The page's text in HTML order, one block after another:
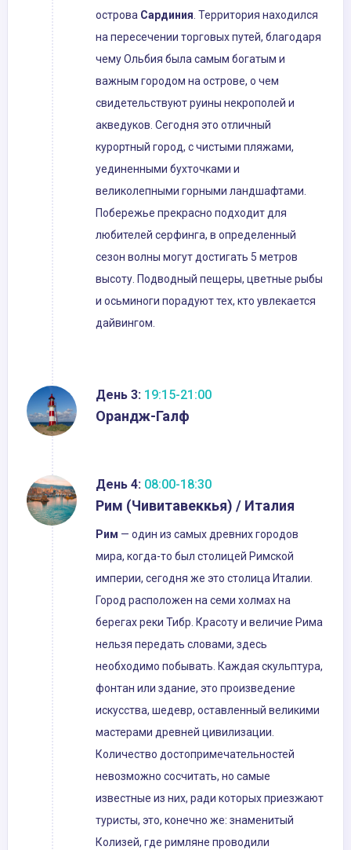
острова Сардиния. Территория находился
на пересечении торговых путей, благодаря
чему Ольбия была самым богатым и
важным городом на острове, о чем
свидетельствуют руины некрополей и
акведуков. Сегодня это отличный
курортный город, с чистыми пляжами,
уединенными бухточками и
великолепными горными ландшафтами.
Побережье прекрасно подходит для
любителей серфинга, в определенный
сезон волны могут достигать 5 метров
высоту. Подводный пещеры, цветные рыбы
и осьминоги порадуют тех, кто увлекается
дайвингом.
День 3: 19:15-21:00
Орандж-Галф
День 4: 08:00-18:30
Рим (Чивитавеккья) / Италия
Рим — один из самых древних городов
мира, когда-то был столицей Римской
империи, сегодня же это столица Италии.
Город расположен на семи холмах на
берегах реки Тибр. Красоту и величие Рима
нельзя передать словами, здесь
необходимо побывать. Каждая скульптура,
фонтан или здание, это произведение
искусства, шедевр, оставленный великими
мастерами древней цивилизации.
Количество достопримечательностей
невозможно сосчитать, но самые
известные из них, ради которых приезжают
туристы, это, конечно же: знаменитый
Колизей, где римляне проводили